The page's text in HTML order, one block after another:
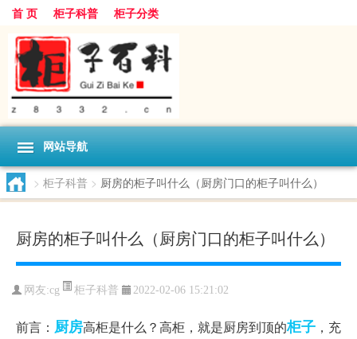
首 页 柜子科普 柜子分类
网站导航
> 柜子科普 > 厨房的柜子叫什么（厨房门口的柜子叫什么）
厨房的柜子叫什么（厨房门口的柜子叫什么）
网友:cg 柜子科普 2022-02-06 15:21:02
前言： 厨房高柜是什么？高柜，就是厨房到顶的柜子 ，充